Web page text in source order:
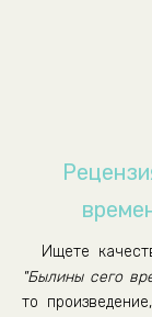
00019-
00020-
Ищете
"Былины сего
то